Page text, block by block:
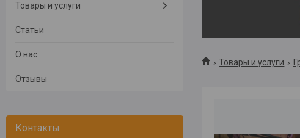
Товары и услуги
Товары и услуги
Статьи
О нас
Отзывы